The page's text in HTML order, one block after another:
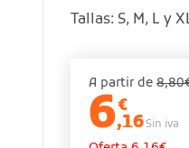
Tallas: S, M, L y
A partir de
6€
,16Sin iva